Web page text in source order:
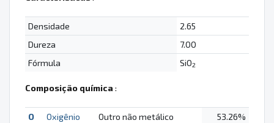
Densidade
2.65
Dureza
7.00
Fórmula
SiO2
Composição química :
O Oxigênio Outro não metálico
53.26%